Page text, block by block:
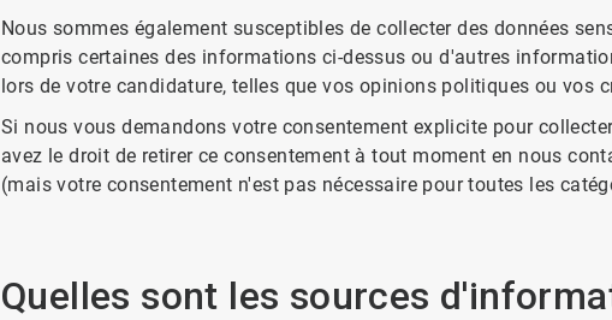
Nous sommes également susceptibles de collecter des données
compris certaines des informations ci-dessus ou d'autres
lors de votre candidature, telles que vos opinions politiques ou vos
Si nous vous demandons votre consentement explicite pour
avez le droit de retirer ce consentement à tout moment en nous
(mais votre consentement n'est pas nécessaire pour toutes les
Quelles sont les sources